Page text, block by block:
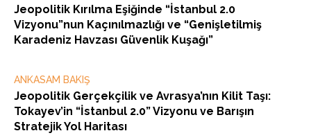
Jeopolitik Kırılma Eşiğinde “İstanbul 2.0
Vizyonu”nun Kaçınılmazlığı ve “Genişletilmiş
Karadeniz Havzası Güvenlik Kuşağı”
ANKASAM BAKIŞ
Jeopolitik Gerçekçilik ve Avrasya’nın Kilit Taşı:
Tokayev’in “İstanbul 2.0” Vizyonu ve Barışın
Stratejik Yol Haritası